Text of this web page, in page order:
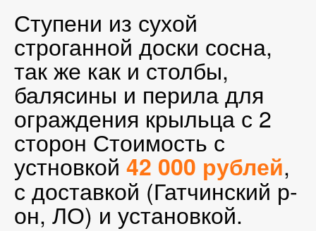
Ступени из сухой
строганной доски сосна,
так же как и столбы,
балясины и перила для
ограждения крыльца с 2
сторон Стоимость с
устновкой 42 000 рублей,
с доставкой (Гатчинский р-
он, ЛО) и установкой.